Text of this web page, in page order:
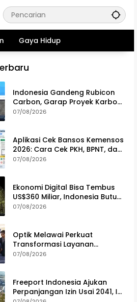
Gaya Hidup
Indonesia Gandeng Rubicon
Carbon, Garap Proyek Karbon
Biru 70.000 Hektare
07/08/2026
Aplikasi Cek Bansos Kemensos
2026: Cara Cek PKH, BPNT, dan
PBI-JKN Lewat HP
07/08/2026
Ekonomi Digital Bisa Tembus
US$360 Miliar, Indonesia Butuh
Strategi Talenta Nasional
07/08/2026
Optik Melawai Perkuat
Transformasi Layanan
Kesehatan Mata
07/08/2026
Freeport Indonesia Ajukan
Perpanjangan Izin Usai 2041, Ini